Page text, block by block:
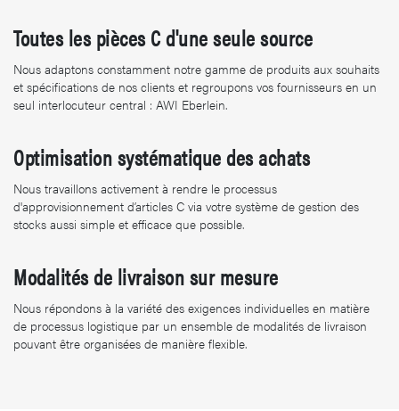
Toutes les pièces C d'une seule source
Nous adaptons constamment notre gamme de produits aux souhaits
et spécifications de nos clients et regroupons vos fournisseurs en un
seul interlocuteur central : AWI Eberlein.
Optimisation systématique des achats
Nous travaillons activement à rendre le processus
d'approvisionnement d’articles C via votre système de gestion des
stocks aussi simple et efficace que possible.
Modalités de livraison sur mesure
Nous répondons à la variété des exigences individuelles en matière
de processus logistique par un ensemble de modalités de livraison
pouvant être organisées de manière flexible.